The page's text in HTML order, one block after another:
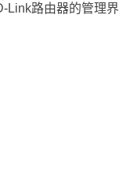
Link路由器的管理界